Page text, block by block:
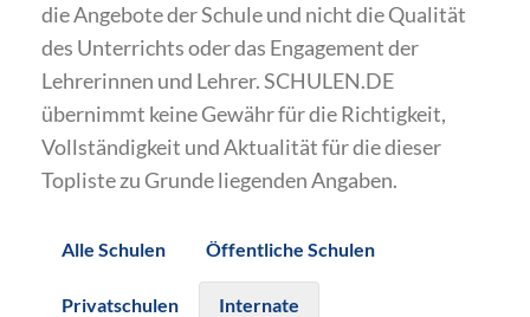
die Angebote der Schule und nicht die Qualität
des Unterrichts oder das Engagement der
Lehrerinnen und Lehrer. SCHULEN.DE
übernimmt keine Gewähr für die Richtigkeit,
Vollständigkeit und Aktualität für die dieser
Topliste zu Grunde liegenden Angaben.
Alle Schulen Öffentliche Schulen
Privatschulen Internate